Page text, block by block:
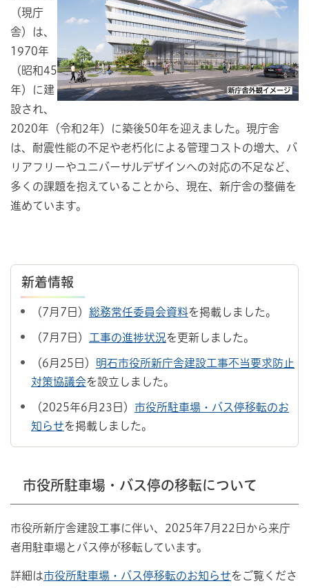
（現庁
舎）は、
1970年
（昭和45
年）に建
設され、
2020年（令和2年）に築後50年を迎えました。現庁舎
は、耐震性能の不足や老朽化による管理コストの増大、バ
リアフリーやユニバーサルデザインへの対応の不足など、
多くの課題を抱えていることから、現在、新庁舎の整備を
進めています。
新着情報
（7月7日） 総務常任委員会資料を掲載しました。
（7月7日） 工事の進捗状況を更新しました。
（6月25日） 明⽯市役所新庁舎建設⼯事不当要求防⽌
対策協議会を設立しました。
（2025年6月23日） 市役所駐車場・バス停移転のお
知らせを掲載しました。
市役所駐車場・バス停の移転について
市役所新庁舎建設工事に伴い、2025年7月22日から来庁
者用駐車場とバス停が移転しています。
詳細は市役所駐車場・バス停移転のお知らせをご覧くださ